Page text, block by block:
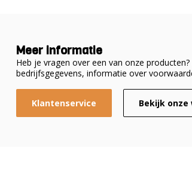
Meer informatie
Heb je vragen over een van onze
bedrijfsgegevens, informatie over
Klantenservice Bekijk onze